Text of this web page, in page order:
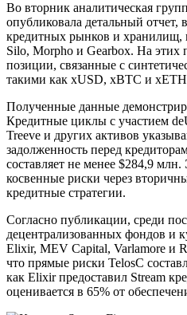
Во вторник аналитическая
опубликовала детальный отчет,
кредитных рынков и хранилищ,
Silo, Morpho и Gearbox. На этих
позиции, связанные с
такими как xUSD, xBTC и
Полученные данные
Кредитные циклы с участием
Treeve и других активов
задолженность перед
составляет не менее $284,9
косвенные риски через
кредитные стратегии.
Согласно публикации, среди
децентрализованных фондов и
Elixir, MEV Capital, Varlamore и
что прямые риски TelosC
как Elixir предоставил Stream
оценивается в 65% от